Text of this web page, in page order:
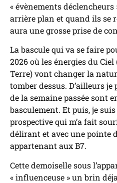
« évènements déclencheurs
arrière plan et quand ils se
aura une grosse prise de
La bascule qui va se faire
2026 où les énergies du
Terre) vont changer la
tomber dessus. D’ailleurs je
de la semaine passée sont
basculement. Et puis, je
prospective qui m’a fait
délirant et avec une pointe
appartenant aux B7.
Cette demoiselle sous
« influenceuse » un brin